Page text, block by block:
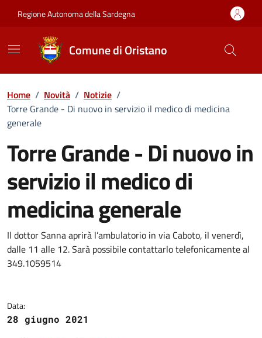
Regione Autonoma della Sardegna
Comune di Oristano
Home / Novità / Notizie /
Torre Grande - Di nuovo in servizio il medico di medicina
generale
Torre Grande - Di nuovo in
servizio il medico di
medicina generale
Dettagli della notizia
Il dottor Sanna aprirà l’ambulatorio in via Caboto, il venerdì,
dalle 11 alle 12. Sarà possibile contattarlo telefonicamente al
349.1059514
Data:
28 giugno 2021